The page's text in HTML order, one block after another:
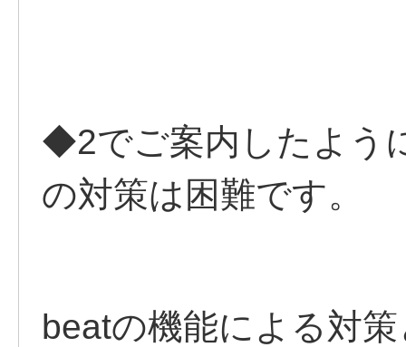
◆2でご案内したよう
の対策は困難です。
beatの機能による対